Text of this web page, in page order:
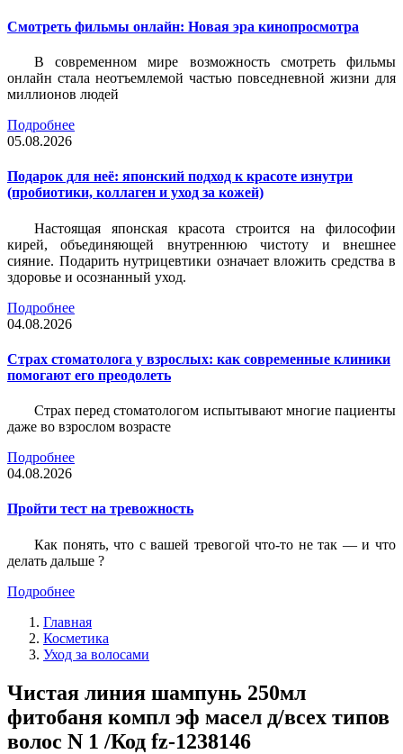
Смотреть фильмы онлайн: Новая эра кинопросмотра
В современном мире возможность смотреть фильмы
онлайн стала неотъемлемой частью повседневной жизни для
миллионов людей
Подробнее
05.08.2026
Подарок для неё: японский подход к красоте изнутри
(пробиотики, коллаген и уход за кожей)
Настоящая японская красота строится на философии
кирей, объединяющей внутреннюю чистоту и внешнее
сияние. Подарить нутрицевтики означает вложить средства в
здоровье и осознанный уход.
Подробнее
04.08.2026
Страх стоматолога у взрослых: как современные клиники
помогают его преодолеть
Страх перед стоматологом испытывают многие пациенты
даже во взрослом возрасте
Подробнее
04.08.2026
Пройти тест на тревожность
Как понять, что с вашей тревогой что-то не так — и что
делать дальше ?
Подробнее
Главная
Косметика
Уход за волосами
Чистая линия шампунь 250мл
фитобаня компл эф масел д/всех типов
волос N 1 /Код fz-1238146